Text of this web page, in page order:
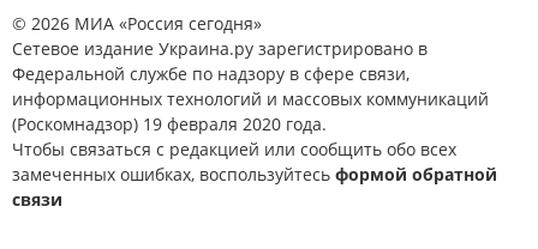
© 2026 МИА «Россия сегодня»
Сетевое издание Украина.ру зарегистрировано в
Федеральной службе по надзору в сфере связи,
информационных технологий и массовых коммуникаций
(Роскомнадзор) 19 февраля 2020 года.
Чтобы связаться с редакцией или сообщить обо всех
замеченных ошибках, воспользуйтесь формой обратной
связи